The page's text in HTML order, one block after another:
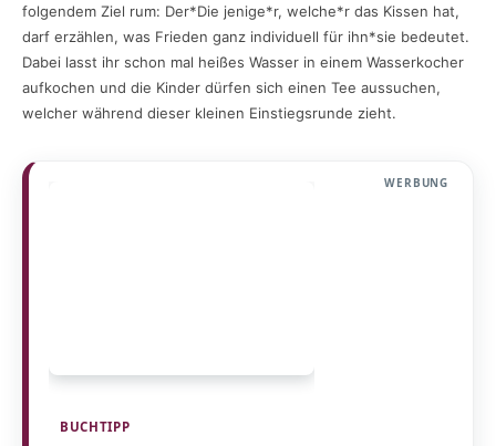
folgendem Ziel rum: Der*Die jenige*r, welche*r das Kissen hat,
darf erzählen, was Frieden ganz individuell für ihn*sie bedeutet.
Dabei lasst ihr schon mal heißes Wasser in einem Wasserkocher
aufkochen und die Kinder dürfen sich einen Tee aussuchen,
welcher während dieser kleinen Einstiegsrunde zieht.
WERBUNG
BUCHTIPP